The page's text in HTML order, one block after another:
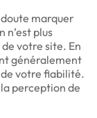
doute marquer
plus
votre site. En
généralement
de votre fiabilité.
perception de